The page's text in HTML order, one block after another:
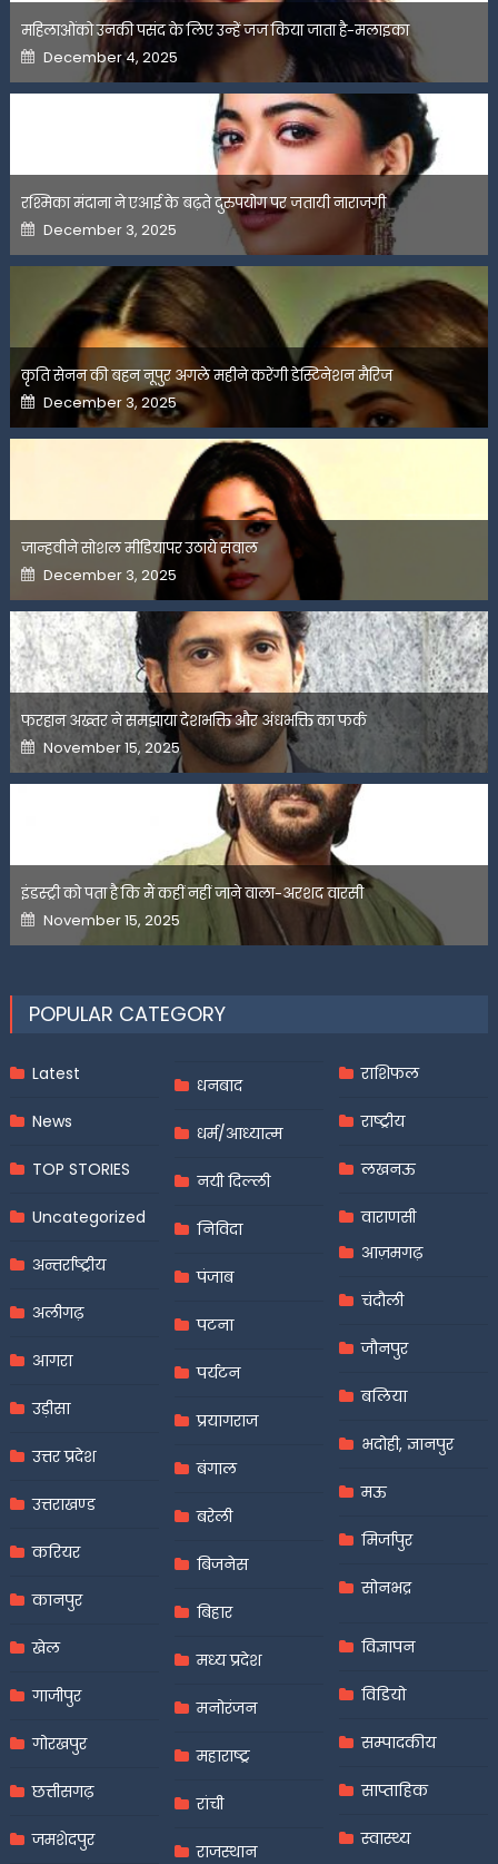
महिलाओंको उनकी पसंद के लिए उन्हें जज किया जाता है-मलाइका
Posted
on
December 4, 2025
रश्मिका मंदाना ने एआई के बढ़ते दुरुपयोग पर जतायी नाराजगी
Posted
on
December 3, 2025
कृति सेनन की बहन नूपुर अगले महीने करेंगी डेस्टिनेशन मैरिज
Posted
on
December 3, 2025
जान्हवीने सोशल मीडियापर उठाये सवाल
Posted
on
December 3, 2025
फरहान अख्तर ने समझाया देशभक्ति और अंधभक्ति का फर्क
Posted
on
November 15, 2025
इंडस्ट्री को पता है कि मैं कहीं नहीं जाने वाला-अरशद वारसी
Posted
on
November 15, 2025
POPULAR CATEGORY
Latest
News
TOP STORIES
Uncategorized
अन्तर्राष्ट्रीय
अलीगढ़
आगरा
उड़ीसा
उत्तर प्रदेश
उत्तराखण्ड
करियर
कानपुर
खेल
गाजीपुर
गोरखपुर
छत्तीसगढ़
जमशेदपुर
धनबाद
धर्म/आध्यात्म
नयी दिल्ली
निविदा
पंजाब
पटना
पर्यटन
प्रयागराज
बंगाल
बरेली
बिजनेस
बिहार
मध्य प्रदेश
मनोरंजन
महाराष्ट्र
रांची
राजस्थान
राशिफल
राष्ट्रीय
लखनऊ
वाराणसी
आज़मगढ़
चंदौली
जौनपुर
बलिया
भदोही, ज्ञानपुर
मऊ
मिर्जापुर
सोनभद्र
विज्ञापन
विडियो
सम्पादकीय
साप्ताहिक
स्वास्थ्य